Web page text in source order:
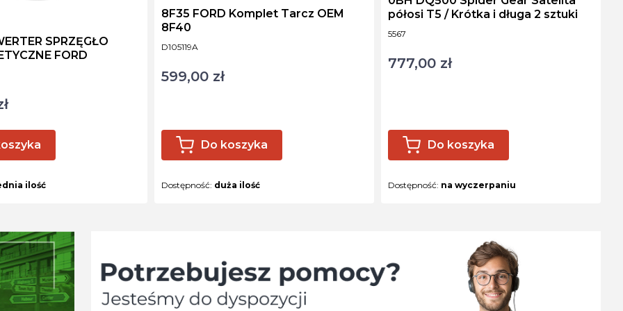
SPRZĘGŁO
FORD
ilość
Kod produktu
D105119A
8F35 FORD Komplet Tarcz OEM
8F40
Cena
599,00 zł
Do koszyka
Dostępność: duża ilość
Kod produktu
5567
półosi T5 / Krótka i długa 2 sztuki
Cena
777,00 zł
Do koszyka
Dostępność: na wyczerpaniu